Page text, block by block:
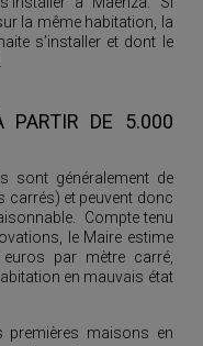
la même habitation, la
s’installer et dont le
PARTIR DE 5.000
sont généralement de
carrés) et peuvent donc
Compte tenu
le Maire estime
par mètre carré,
en mauvais état
premières maisons en